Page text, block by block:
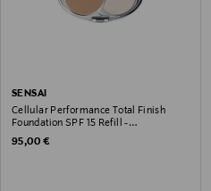
SENSAI
Cellular Performance Total Finish
Foundation SPF 15 Refill -
meikkivoidepuuteri täyttöpakkaus 11 g
Original Price
95,00 €